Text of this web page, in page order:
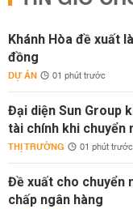
Khánh Hòa đề xuất
đồng
DỰ ÁN 01 phút trước
Đại diện Sun Group
tài chính khi chuyển
THỊ TRƯỜNG 01 phút trước
Đề xuất cho chuyển
chấp ngân hàng